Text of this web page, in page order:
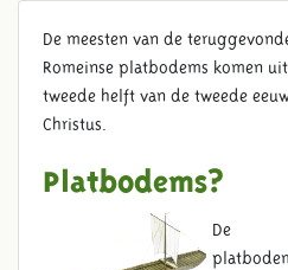
De meesten van de
Romeinse platbodems komen
tweede helft van de tweede
Christus.
Platbodems?
De